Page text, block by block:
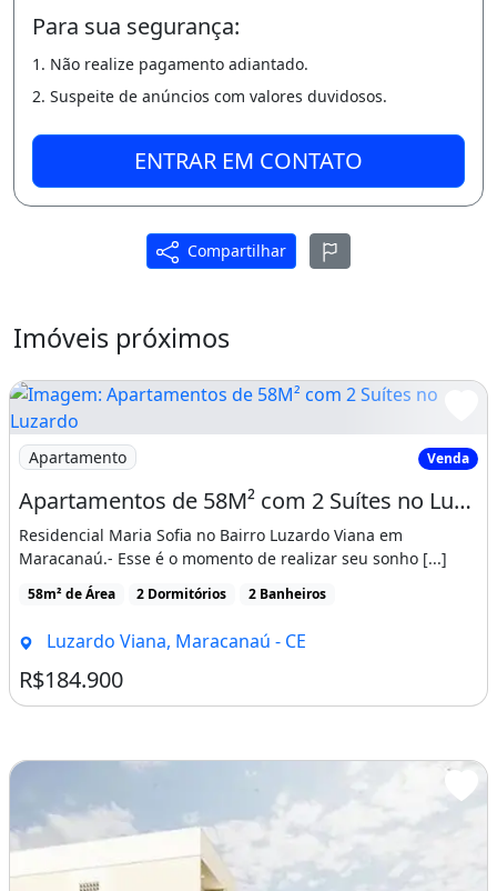
* Deck;
* Piscina;
* Paisagismo;
* Churrasqueira;
* Cerca Eletrica;
* Cerca Aspiral;
Diferenciais:
* 500m da CE 065;
* 700m da Av.
Jose Holanda do Vale;
* 5 Minutos do Centro de Maracanaú;
* Onibus na Porta;
* Shoping Open Mal;
* Farmacias;
* Apenas R$ 184.900,00
* Financiamento Bancario com Subsidio do
Programa Minha Casa Minha Vida;
Para sua segurança:
1. Não realize pagamento adiantado.
2. Suspeite de anúncios com valores duvidosos.
ENTRAR EM CONTATO
Compartilhar
Imóveis próximos
Imagem: Apartamentos de 58M² com 2 Suítes no Luzardo
Apartamento Venda
Apartamentos de 58M² com 2 Suítes no Luzardo Viana, Entrada Facilitada!
Residencial Maria Sofia no Bairro Luzardo Viana em
Maracanaú.- Esse é o momento de realizar seu sonho [...]
58m² de Área 2 Dormitórios 2 Banheiros
Luzardo Viana, Maracanaú - CE
R$184.900